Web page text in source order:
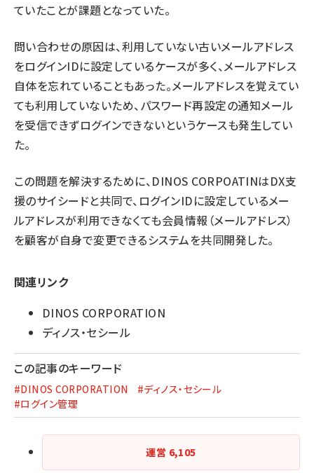
ていたことが課題となっていた。
問い合わせの原因は、利用していない古いメールアドレス
をログインIDに設定しているケースが多く、メールアドレス
自体を忘れていることもあった。メールアドレスを覚えてい
ても利用していないため、パスワード再設定の通知メール
を受信できずログインできないというケースも発生してい
た。
この問題を解決するために、DINOS CORPOATINはDX支
援のサイシードと共同で、ログインIDに設定しているメー
ルアドレスが利用できなくても会員情報（メールアドレス）
を顧客が自身で変更できるシステムを共同開発した。
関連リンク
DINOS CORPORATION
ディノス・セシール
この記事のキーワード
#DINOS CORPORATION
#ディノス・セシール
#ログイン管理
運営 6,105